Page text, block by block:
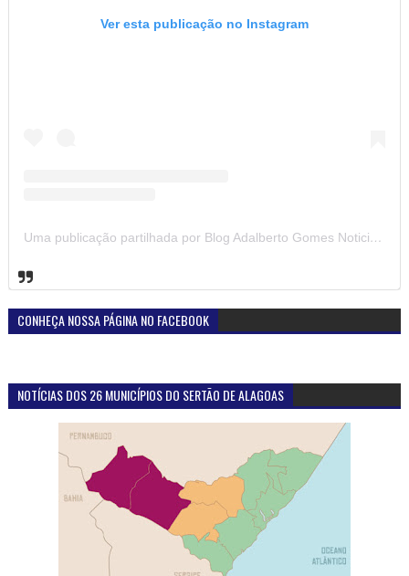
Ver esta publicação no Instagram
Uma publicação partilhada por Blog Adalberto Gomes Noticias (@blogadalbertogomesnoticiass)
CONHEÇA NOSSA PÁGINA NO FACEBOOK
NOTÍCIAS DOS 26 MUNICÍPIOS DO SERTÃO DE ALAGOAS